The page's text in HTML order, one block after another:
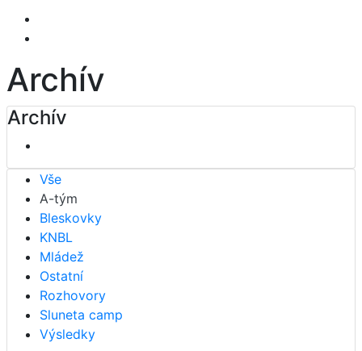
Archív
Archív
Vše
A-tým
Bleskovky
KNBL
Mládež
Ostatní
Rozhovory
Sluneta camp
Výsledky